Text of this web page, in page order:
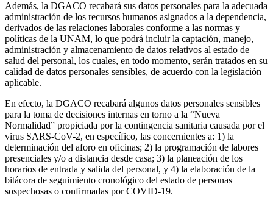
Además, la DGACO recabará sus datos personales para la adecuada
administración de los recursos humanos asignados a la dependencia,
derivados de las relaciones laborales conforme a las normas y
políticas de la UNAM, lo que podrá incluir la captación, manejo,
administración y almacenamiento de datos relativos al estado de
salud del personal, los cuales, en todo momento, serán tratados en su
calidad de datos personales sensibles, de acuerdo con la legislación
aplicable.
En efecto, la DGACO recabará algunos datos personales sensibles
para la toma de decisiones internas en torno a la “Nueva
Normalidad” propiciada por la contingencia sanitaria causada por el
virus SARS-CoV-2, en específico, las concernientes a: 1) la
determinación del aforo en oficinas; 2) la programación de labores
presenciales y/o a distancia desde casa; 3) la planeación de los
horarios de entrada y salida del personal, y 4) la elaboración de la
bitácora de seguimiento cronológico del estado de personas
sospechosas o confirmadas por COVID-19.